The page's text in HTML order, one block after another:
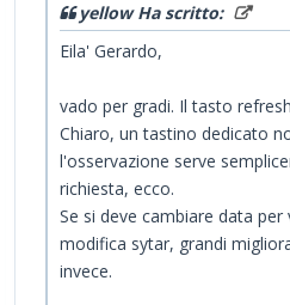
yellow Ha scritto:
Eila' Gerardo,
vado per gradi. Il tasto
Chiaro, un tastino dedicato
l'osservazione serve
richiesta, ecco.
Se si deve cambiare data
modifica sytar, grandi
invece.